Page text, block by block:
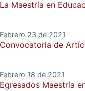
La Maestría en
Febrero 23 de 2021
Convocatoria de
Febrero 18 de 2021
Egresados Maestría